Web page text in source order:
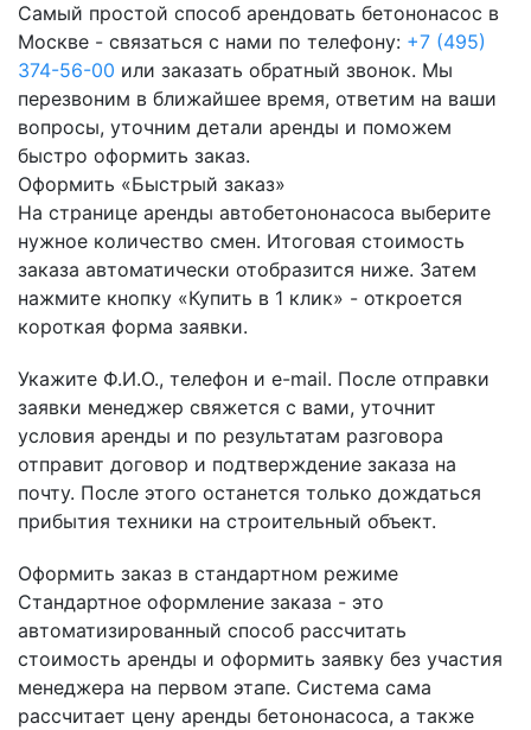
Самый простой способ арендовать бетононасос в
Москве - связаться с нами по телефону: +7 (495)
374-56-00 или заказать обратный звонок. Мы
перезвоним в ближайшее время, ответим на ваши
вопросы, уточним детали аренды и поможем
быстро оформить заказ.
Оформить «Быстрый заказ»
На странице аренды автобетононасоса выберите
нужное количество смен. Итоговая стоимость
заказа автоматически отобразится ниже. Затем
нажмите кнопку «Купить в 1 клик» - откроется
короткая форма заявки.
Укажите Ф.И.О., телефон и e-mail. После отправки
заявки менеджер свяжется с вами, уточнит
условия аренды и по результатам разговора
отправит договор и подтверждение заказа на
почту. После этого останется только дождаться
прибытия техники на строительный объект.
Оформить заказ в стандартном режиме
Стандартное оформление заказа - это
автоматизированный способ рассчитать
стоимость аренды и оформить заявку без участия
менеджера на первом этапе. Система сама
рассчитает цену аренды бетононасоса, а также